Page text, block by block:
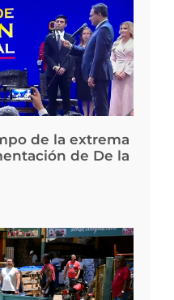
de la extrema
de De la